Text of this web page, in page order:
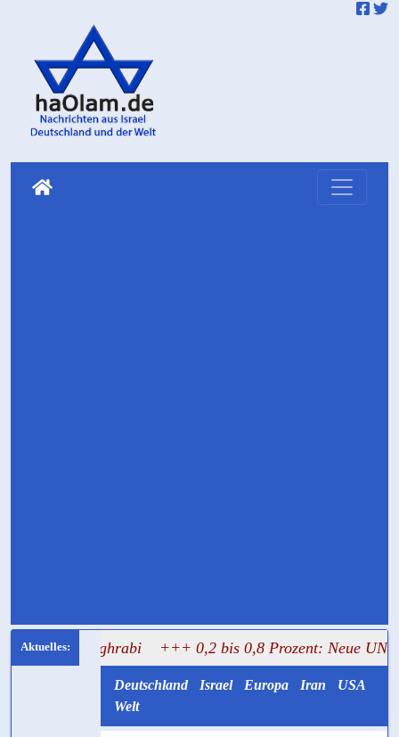
Mughrabi +++ 0,2 bis 0,8 Prozent: Neue UN-Daten
Deutschland Israel Europa Iran
USA
Welt